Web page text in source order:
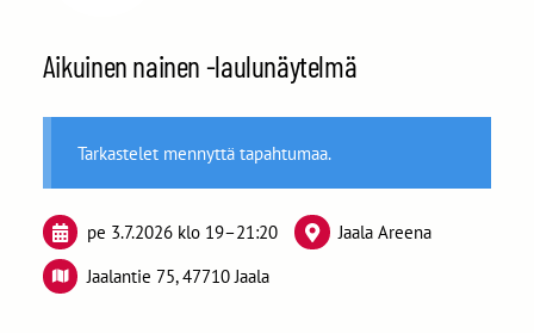
Aikuinen nainen -laulunäytelmä
Tarkastelet mennyttä tapahtumaa.
pe 3.7.2026 klo 19–21:20
Jaala Areena
Jaalantie 75, 47710 Jaala